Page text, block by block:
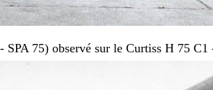
75) observé sur le Curtiss H 75 C1